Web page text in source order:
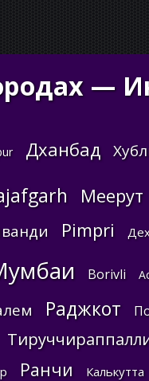
—
Дханбад
Меерут
Pimpri
Borivli
Раджкот
Ранчи Калькутта